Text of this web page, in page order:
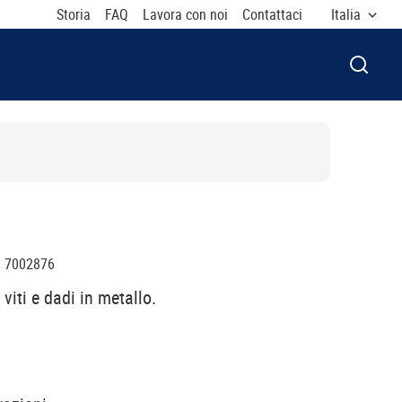
Storia FAQ Lavora con noi Contattaci Italia
APRI
7002876
e dadi in metallo.